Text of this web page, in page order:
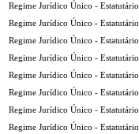
Regime Jurídico Único - Estatutário
Regime Jurídico Único - Estatutário
Regime Jurídico Único - Estatutário
Regime Jurídico Único - Estatutário
Regime Jurídico Único - Estatutário
Regime Jurídico Único - Estatutário
Regime Jurídico Único - Estatutário
Regime Jurídico Único - Estatutário